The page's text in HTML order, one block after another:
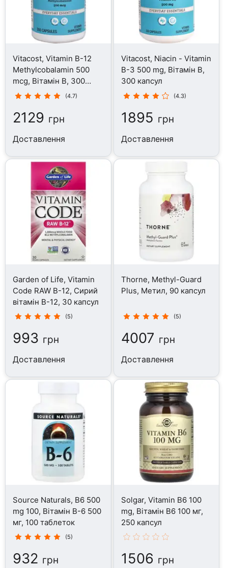
Vitacost, Vitamin B-12
Methylcobalamin 500
mcg, Вітамін B, 300
капсул
(4.7)
2129 грн
Доставлення
Vitacost, Niacin - Vitamin
B-3 500 mg, Вітамін B,
300 капсул
(4.3)
1895 грн
Доставлення
Garden of Life, Vitamin
Code RAW B-12, Сирий
вітамін B-12, 30 капсул
(5)
993 грн
Доставлення
Thorne, Methyl-Guard
Plus, Метил, 90 капсул
(5)
4007 грн
Доставлення
Source Naturals, B6 500
mg 100, Вітамін B-6 500
мг, 100 таблеток
(5)
932 грн
Solgar, Vitamin B6 100
mg, Вітамін B6 100 мг,
250 капсул
1506 грн